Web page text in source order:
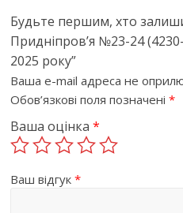
Будьте першим, хто
Придніпров’я №23-24
2025 року”
Ваша e-mail адреса не
Обов’язкові поля позначені*
Ваша оцінка*
Ваш відгук*